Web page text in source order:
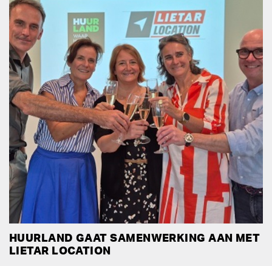
HUURLAND GAAT SAMENWERKING AAN MET
LIETAR LOCATION